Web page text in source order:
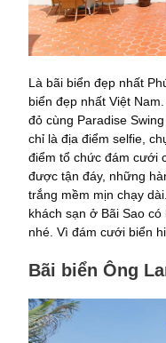
Là bãi biển đẹp nhất
biển đẹp nhất Việt
đỏ cùng Paradise
chỉ là địa điểm selfie,
điểm tổ chức đám cưới
được tận đáy, những
trắng mềm mịn chạy
khách sạn ở Bãi Sao
nhé. Vì đám cưới biển
Bãi biển Ông